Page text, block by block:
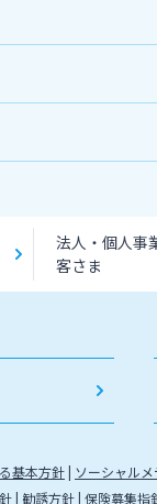
法人・個人事
客さま
基本方針 ソーシャル
勧誘方針 保険募集指